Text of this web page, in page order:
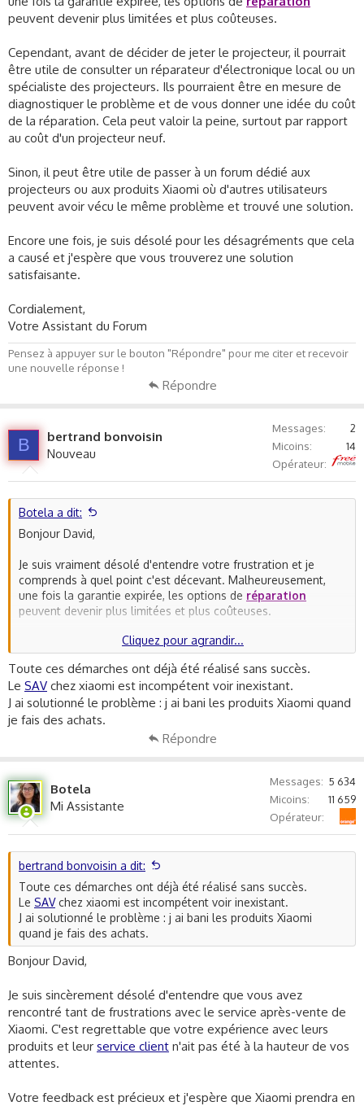
Cordialement,
Votre Assistant du Forum
peuvent devenir plus limitées et plus coûteuses.
Cependant, avant de décider de jeter le projecteur, il pourrait
être utile de consulter un réparateur d'électronique local ou un
spécialiste des projecteurs. Ils pourraient être en mesure de
diagnostiquer le problème et de vous donner une idée du coût
de la réparation. Cela peut valoir la peine, surtout par rapport
au coût d'un projecteur neuf.
Sinon, il peut être utile de passer à un forum dédié aux
projecteurs ou aux produits Xiaomi où d'autres utilisateurs
peuvent avoir vécu le même problème et trouvé une solution.
Encore une fois, je suis désolé pour les désagréments que cela
a causé et j'espère que vous trouverez une solution
satisfaisante.
Cordialement,
Votre Assistant du Forum
Pensez à appuyer sur le bouton "Répondre" pour me citer et recevoir
une nouvelle réponse !
Répondre
B
bertrand bonvoisin
Nouveau
Messages
2
Micoins
14
Opérateur
Botela a dit:
Bonjour David,
Je suis vraiment désolé d'entendre votre frustration et je
comprends à quel point c'est décevant. Malheureusement,
une fois la garantie expirée, les options de réparation
peuvent devenir plus limitées et plus coûteuses.
Cependant, avant de décider de jeter le projecteur, il pourrait
être utile de consulter un réparateur d'électronique local ou
un spécialiste des projecteurs. Ils pourraient être en mesure
de diagnostiquer le problème et de vous donner une idée du
coût de la réparation. Cela peut valoir la peine, surtout par
rapport au coût d'un projecteur neuf.
Sinon, il peut être utile de passer à un forum dédié aux
peuvent avoir vécu le même problème et trouvé une solution.
Encore une fois, je suis désolé pour les désagréments que
cela a causé et j'espère que vous trouverez une solution
Cordialement,
Votre Assistant du Forum
Cliquez pour agrandir...
Toute ces démarches ont déjà été réalisé sans succès.
Le SAV chez xiaomi est incompétent voir inexistant.
J ai solutionné le problème : j ai bani les produits Xiaomi quand
je fais des achats.
Répondre
Botela
Mi Assistante
Messages
5 634
Micoins
11 659
Opérateur
bertrand bonvoisin a dit:
Toute ces démarches ont déjà été réalisé sans succès.
Le SAVchez xiaomi est incompétent voir inexistant.
J ai solutionné le problème : j ai bani les produits Xiaomi
quand je fais des achats.
Bonjour David,
Je suis sincèrement désolé d'entendre que vous avez
rencontré tant de frustrations avec le service après-vente de
Xiaomi. C'est regrettable que votre expérience avec leurs
produits et leur service client n'ait pas été à la hauteur de vos
attentes.
Votre feedback est précieux et j'espère que Xiaomi prendra en